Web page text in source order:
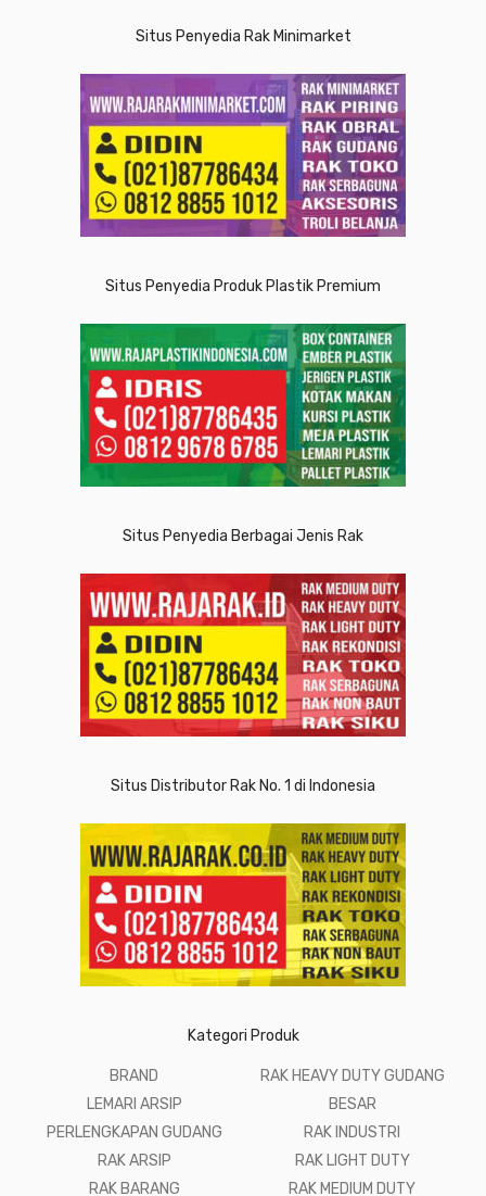
Situs Penyedia Rak Minimarket
Situs Penyedia Produk Plastik Premium
Situs Penyedia Berbagai Jenis Rak
Situs Distributor Rak No. 1 di Indonesia
Kategori Produk
BRAND
LEMARI ARSIP
PERLENGKAPAN GUDANG
RAK ARSIP
RAK BARANG
RAK HEAVY DUTY GUDANG
BESAR
RAK INDUSTRI
RAK LIGHT DUTY
RAK MEDIUM DUTY